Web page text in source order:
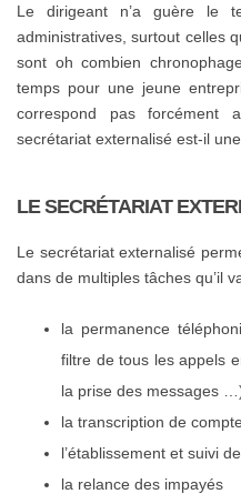
Le dirigeant n’a guère le
administratives, surtout celles
sont oh combien
temps pour une jeune
correspond pas forcément
secrétariat externalisé est-il
LE SECRÉTARIAT
Le secrétariat externalisé
dans de multiples tâches qu’il
la permanence
filtre de tous les appels
la prise des messages
la transcription de
l’établissement et suivi
la relance des impayés